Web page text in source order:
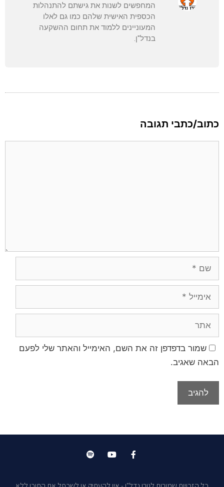
המחפשים לשנות את גישתם להתנהלות
הכספית האישית שלהם כמו גם לאלו
המעוניינים ללמוד את תחום ההשקעה
בנדל"ן.
כתוב/כתבי תגובה
שמור בדפדפן זה את השם, האימייל והאתר שלי לפעם
הבאה שאגיב.